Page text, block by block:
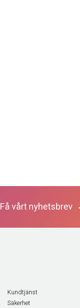
Få vårt nyhetsbrev
Kundtjänst
Säkerhet